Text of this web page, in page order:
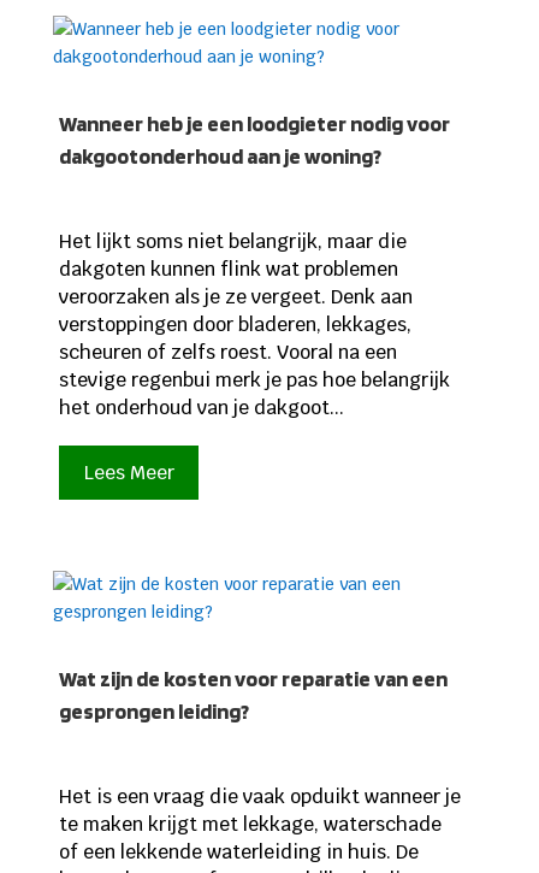
Wanneer heb je een loodgieter nodig voor
dakgootonderhoud aan je woning?
Het lijkt soms niet belangrijk, maar die
dakgoten kunnen flink wat problemen
veroorzaken als je ze vergeet. Denk aan
verstoppingen door bladeren, lekkages,
scheuren of zelfs roest. Vooral na een
stevige regenbui merk je pas hoe belangrijk
het onderhoud van je dakgoot...
Lees Meer
Wat zijn de kosten voor reparatie van een
gesprongen leiding?
Het is een vraag die vaak opduikt wanneer je
te maken krijgt met lekkage, waterschade
of een lekkende waterleiding in huis. De